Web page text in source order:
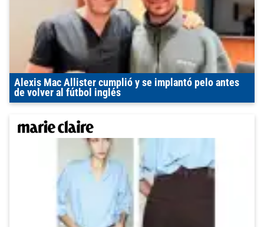
Alexis Mac Allister cumplió y se implantó pelo antes
de volver al fútbol inglés